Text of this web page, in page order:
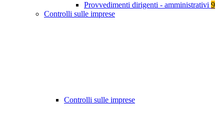
Provvedimenti dirigenti - amministrativi 9
Controlli sulle imprese
Controlli sulle imprese